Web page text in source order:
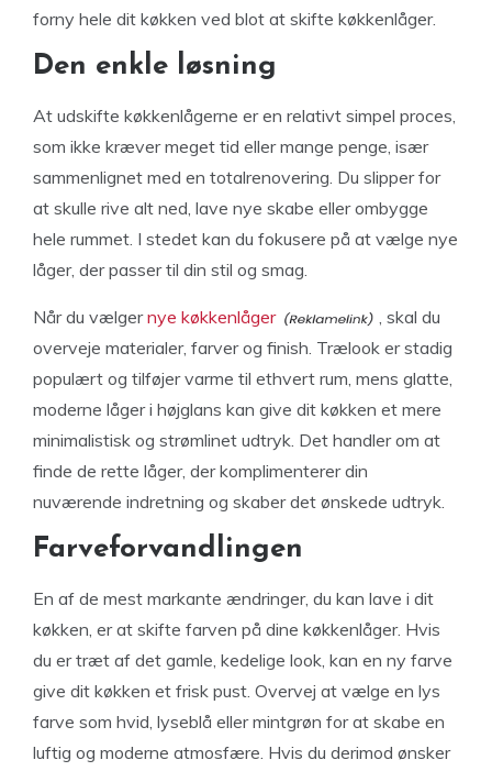
forny hele dit køkken ved blot at skifte køkkenlåger.
Den enkle løsning
At udskifte køkkenlågerne er en relativt simpel proces,
som ikke kræver meget tid eller mange penge, især
sammenlignet med en totalrenovering. Du slipper for
at skulle rive alt ned, lave nye skabe eller ombygge
hele rummet. I stedet kan du fokusere på at vælge nye
låger, der passer til din stil og smag.
Når du vælgernye køkkenlåger
, skal du
overveje materialer, farver og finish. Trælook er stadig
populært og tilføjer varme til ethvert rum, mens glatte,
moderne låger i højglans kan give dit køkken et mere
minimalistisk og strømlinet udtryk. Det handler om at
finde de rette låger, der komplimenterer din
nuværende indretning og skaber det ønskede udtryk.
Farveforvandlingen
En af de mest markante ændringer, du kan lave i dit
køkken, er at skifte farven på dine køkkenlåger. Hvis
du er træt af det gamle, kedelige look, kan en ny farve
give dit køkken et frisk pust. Overvej at vælge en lys
farve som hvid, lyseblå eller mintgrøn for at skabe en
luftig og moderne atmosfære. Hvis du derimod ønsker